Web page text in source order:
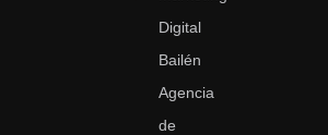
Digital
Bailén
Agencia
de